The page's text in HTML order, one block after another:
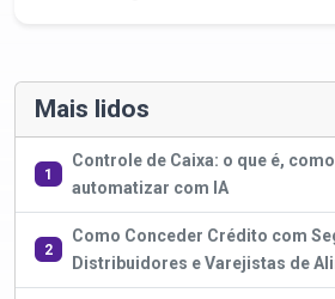
Mais lidos
1
Controle de Caixa: o que é,
automatizar com IA
2
Como Conceder Crédito com
Distribuidores e Varejistas de